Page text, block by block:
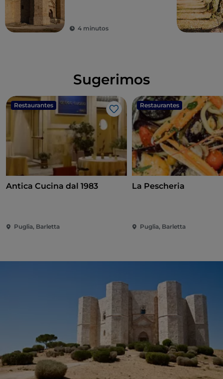
4 minutos
Sugerimos
Restaurantes
Me gusta
Antica Cucina dal 1983
Puglia, Barletta
Restaurantes
La Pescheria
Puglia, Barletta